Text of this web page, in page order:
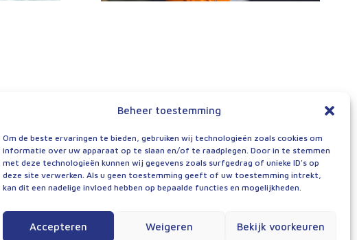
Beheer toestemming
Om de beste ervaringen te bieden, gebruiken wij technologieën zoals cookies om
informatie over uw apparaat op te slaan en/of te raadplegen. Door in te stemmen
met deze technologieën kunnen wij gegevens zoals surfgedrag of unieke ID's op
deze site verwerken. Als u geen toestemming geeft of uw toestemming intrekt,
kan dit een nadelige invloed hebben op bepaalde functies en mogelijkheden.
Accepteren Weigeren Bekijk voorkeuren